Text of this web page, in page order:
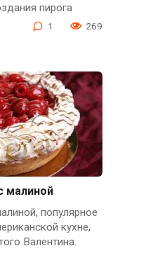
пирога
1 269
малиной
популярное
кухне,
Валентина.